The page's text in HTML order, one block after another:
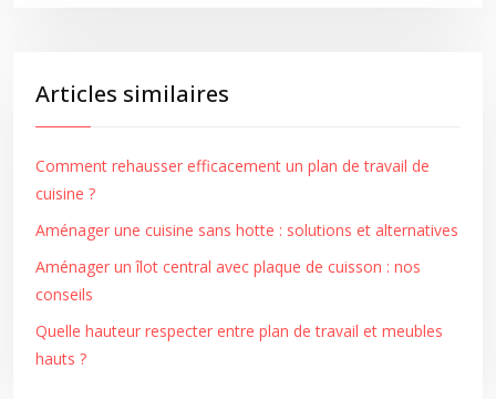
Articles similaires
Comment rehausser efficacement un plan de travail de
cuisine ?
Aménager une cuisine sans hotte : solutions et alternatives
Aménager un îlot central avec plaque de cuisson : nos
conseils
Quelle hauteur respecter entre plan de travail et meubles
hauts ?